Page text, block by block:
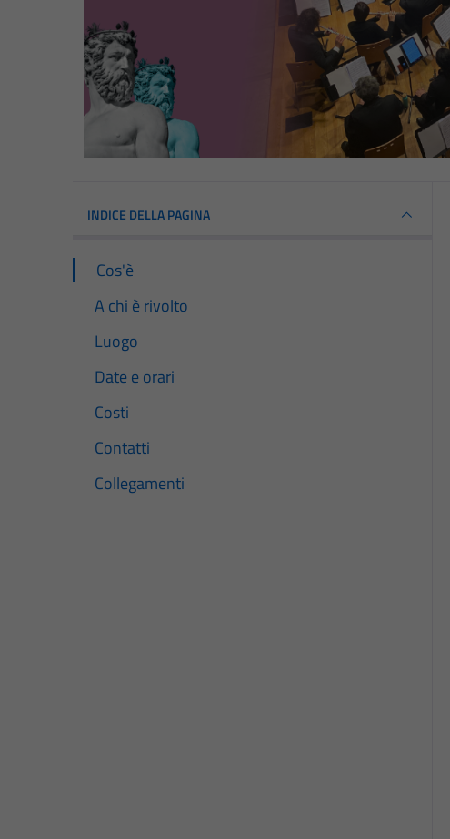
INDICE DELLA PAGINA
Cos'è
A chi è rivolto
Luogo
Date e orari
Costi
Contatti
Collegamenti